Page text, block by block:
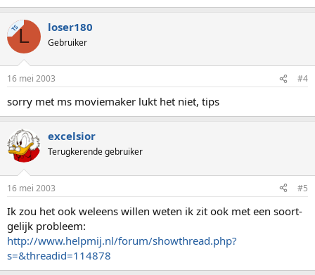
TSL loser180
Gebruiker
16 mei 2003 #4
sorry met ms moviemaker lukt het niet, tips
excelsior
Terugkerende gebruiker
16 mei 2003 #5
Ik zou het ook weleens willen weten ik zit ook met een soort-
gelijk probleem:
http://www.helpmij.nl/forum/showthread.php?
s=&threadid=114878